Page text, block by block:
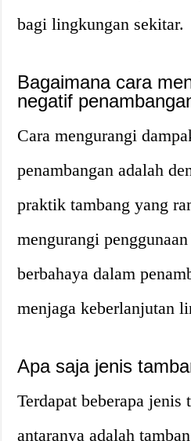
bagi lingkungan sekitar.
Bagaimana cara
negatif
Cara mengurangi
penambangan adalah
praktik tambang yang
mengurangi
berbahaya dalam
menjaga keberlanjutan
Apa saja jenis
Terdapat beberapa jenis
antaranya adalah